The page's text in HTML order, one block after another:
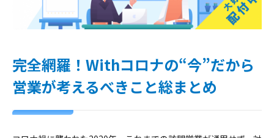
完全網羅！Withコロナの“今”だから
営業が考えるべきこと総まとめ